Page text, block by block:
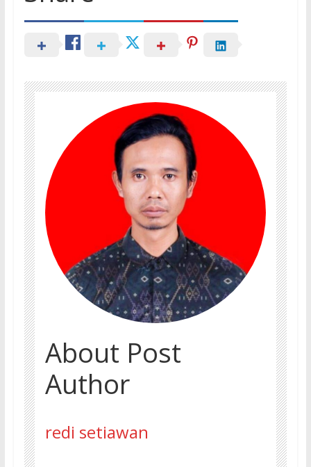
About Post
Author
redi setiawan